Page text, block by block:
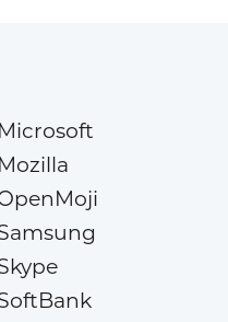
Microsoft
Mozilla